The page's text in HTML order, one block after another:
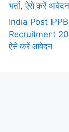
भर्ती, ऐसे करें आवेदन
India Post
Recruitment
ऐसे करें आवेदन